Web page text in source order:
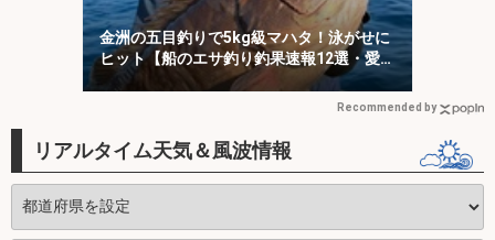
金洲の五目釣りで5kg級マハタ！泳がせに
ヒット【船のエサ釣り釣果速報12選・愛知
／静岡】
Recommended by
リアルタイム天気＆風波情報